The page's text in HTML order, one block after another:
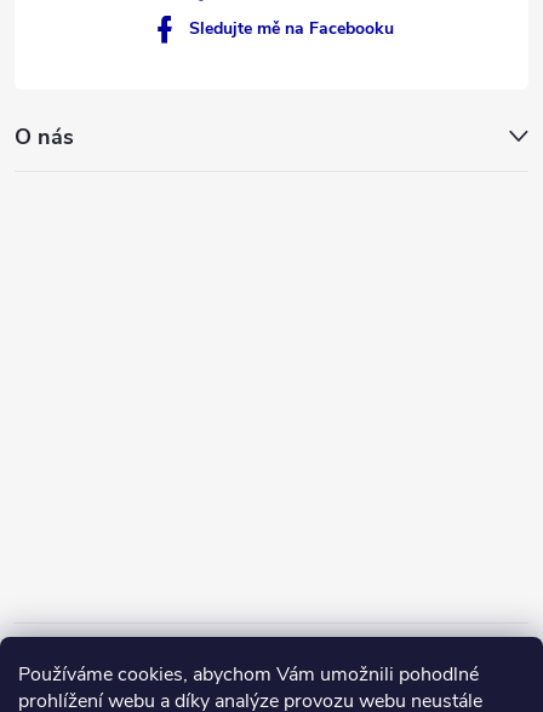
Používáme cookies, abychom Vám umožnili pohodlné
prohlížení webu a díky analýze provozu webu neustále
Sledujte mě na Facebooku
O nás